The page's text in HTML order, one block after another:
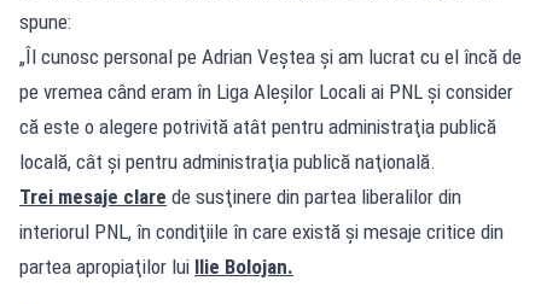
spune:
„Îl cunosc personal pe Adrian Veştea şi am lucrat cu el încă de
pe vremea când eram în Liga Aleşilor Locali ai PNL şi consider
că este o alegere potrivită atât pentru administraţia publică
locală, cât şi pentru administraţia publică naţională.
Trei mesaje clare de susţinere din partea liberalilor din
interiorul PNL, în condiţiile în care există și mesaje critice din
partea apropiaţilor lui Ilie Bolojan.